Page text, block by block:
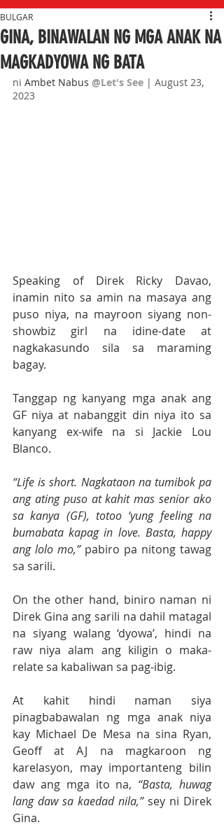
GINA, BINAWALAN NG MGA ANAK NA
MAGKADYOWA NG BATA
BULGAR
ni Ambet Nabus @Let's See | August 23,
2023
Speaking of Direk Ricky Davao,
inamin nito sa amin na masaya ang
puso niya, na mayroon siyang non-
showbiz girl na idine-date at
nagkakasundo sila sa maraming
bagay.
Tanggap ng kanyang mga anak ang
GF niya at nabanggit din niya ito sa
kanyang ex-wife na si Jackie Lou
Blanco.
“Life is short. Nagkataon na tumibok pa
ang ating puso at kahit mas senior ako
sa kanya (GF), totoo ‘yung feeling na
bumabata kapag in love. Basta, happy
ang lolo mo,” pabiro pa nitong tawag
sa sarili.
On the other hand, biniro naman ni
Direk Gina ang sarili na dahil matagal
na siyang walang ‘dyowa’, hindi na
raw niya alam ang kiligin o maka-
relate sa kabaliwan sa pag-ibig.
At kahit hindi naman siya
pinagbabawalan ng mga anak niya
kay Michael De Mesa na sina Ryan,
Geoff at AJ na magkaroon ng
karelasyon, may importanteng bilin
daw ang mga ito na, “Basta, huwag
lang daw sa kaedad nila,” sey ni Direk
Gina.